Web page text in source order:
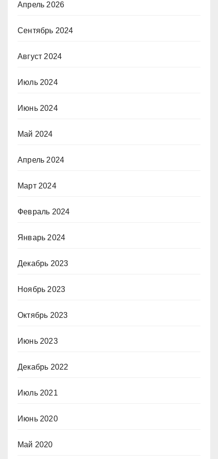
Апрель 2026
Сентябрь 2024
Август 2024
Июль 2024
Июнь 2024
Май 2024
Апрель 2024
Март 2024
Февраль 2024
Январь 2024
Декабрь 2023
Ноябрь 2023
Октябрь 2023
Июнь 2023
Декабрь 2022
Июль 2021
Июнь 2020
Май 2020